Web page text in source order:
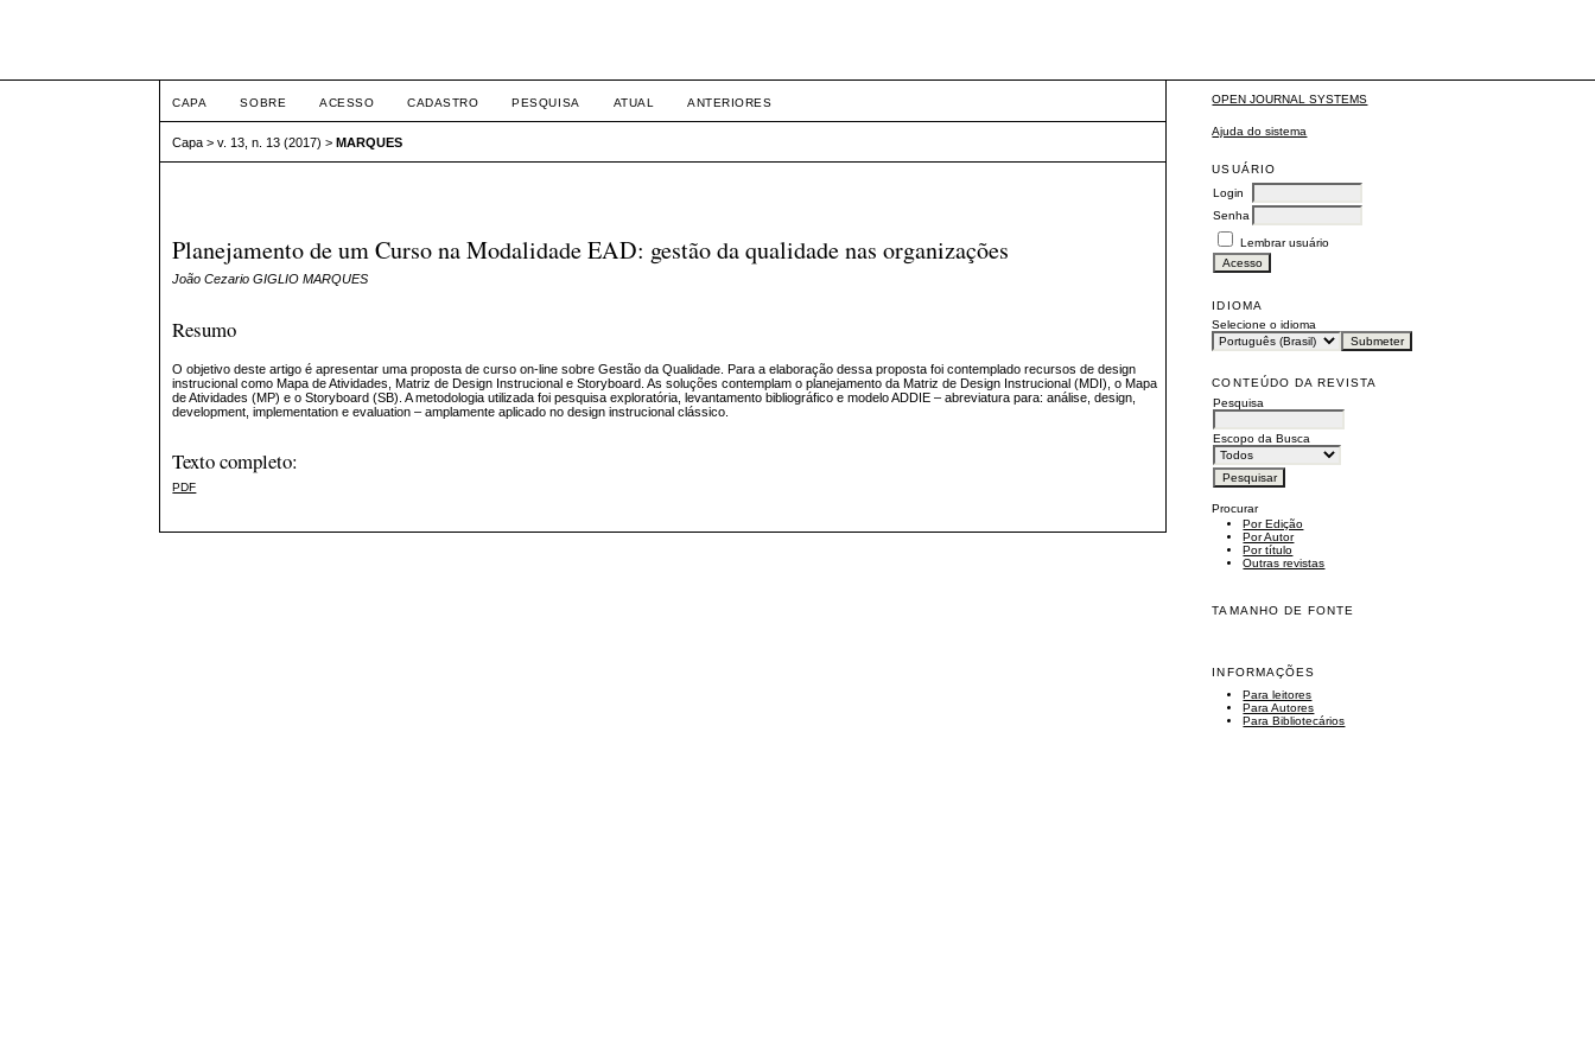
OPEN JOURNAL SYSTEMS
Ajuda do sistema
USUÁRIO
Login
Senha
Lembrar usuário
IDIOMA
Selecione o idioma
CONTEÚDO DA REVISTA
Pesquisa
Escopo da Busca
Procurar
Por Edição
Por Autor
Por título
Outras revistas
TAMANHO DE FONTE
INFORMAÇÕES
Para leitores
Para Autores
Para Bibliotecários
CAPA SOBRE ACESSO CADASTRO PESQUISA ATUAL ANTERIORES
Capa >v. 13, n. 13 (2017) >MARQUES
Planejamento de um Curso na Modalidade EAD: gestão da qualidade nas organizações
João Cezario GIGLIO MARQUES
Resumo
O objetivo deste artigo é apresentar uma proposta de curso on-line sobre Gestão da Qualidade. Para a elaboração dessa proposta foi contemplado recursos de design
instrucional como Mapa de Atividades, Matriz de Design Instrucional e Storyboard. As soluções contemplam o planejamento da Matriz de Design Instrucional (MDI), o Mapa
de Atividades (MP) e o Storyboard (SB). A metodologia utilizada foi pesquisa exploratória, levantamento bibliográfico e modelo ADDIE – abreviatura para: análise, design,
development, implementation e evaluation – amplamente aplicado no design instrucional clássico.
Texto completo:
PDF